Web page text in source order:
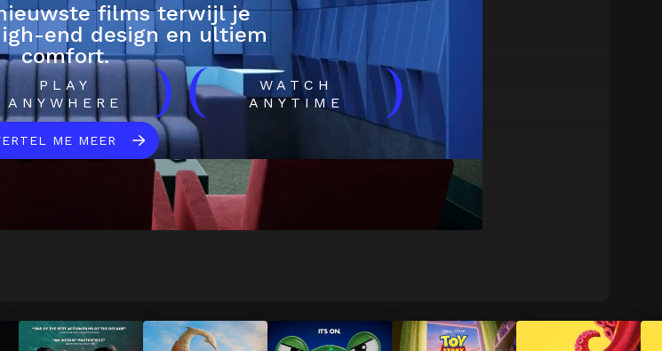
films terwijl je
end design en ultiem
comfort.
PLAY
ANYWHERE
)(
WATCH
ANYTIME
)
ME MEER